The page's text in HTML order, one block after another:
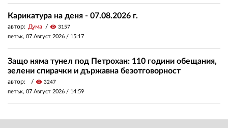
Карикатура на деня - 07.08.2026 г.
автор: Дума visibility 3157
петък, 07 Август 2026 / 15:17
Защо няма тунел под Петрохан: 110 години обещания,
зелени спирачки и държавна безотговорност
автор: visibility 3247
петък, 07 Август 2026 / 14:59